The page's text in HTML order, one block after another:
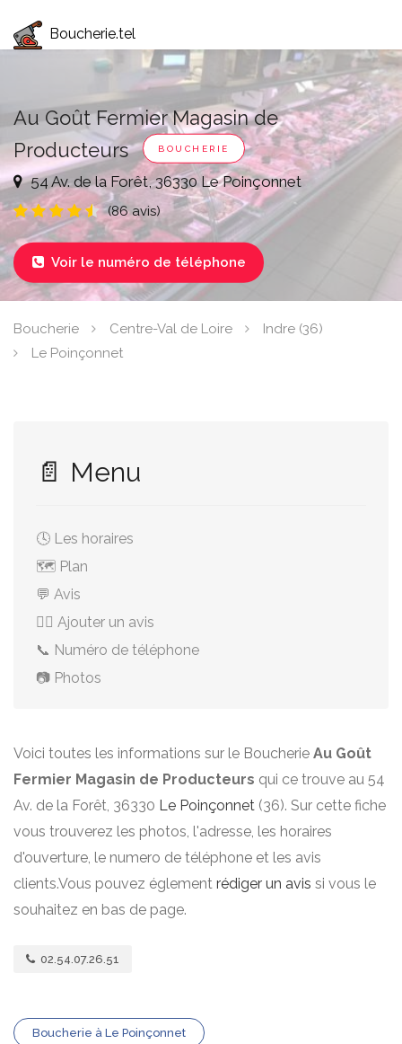
Boucherie.tel
Au Goût Fermier Magasin de
Producteurs
BOUCHERIE
54 Av. de la Forêt, 36330 Le Poinçonnet
(86 avis)
 Voir le numéro de téléphone
Boucherie Centre-Val de Loire
Indre (36)
Le Poinçonnet
📄 Menu
🕓 Les horaires
🗺️ Plan
💬 Avis
✍🏻 Ajouter un avis
📞 Numéro de téléphone
📷 Photos
Voici toutes les informations sur le Boucherie Au Goût
Fermier Magasin de Producteurs qui ce trouve au 54
Av. de la Forêt, 36330 Le Poinçonnet (36). Sur cette fiche
vous trouverez les photos, l'adresse, les horaires
d'ouverture, le numero de téléphone et les avis
clients.Vous pouvez églement rédiger un avis si vous le
souhaitez en bas de page.
02.54.07.26.51
Boucherie à Le Poinçonnet